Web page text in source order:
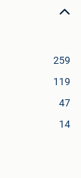
259
119
47
14